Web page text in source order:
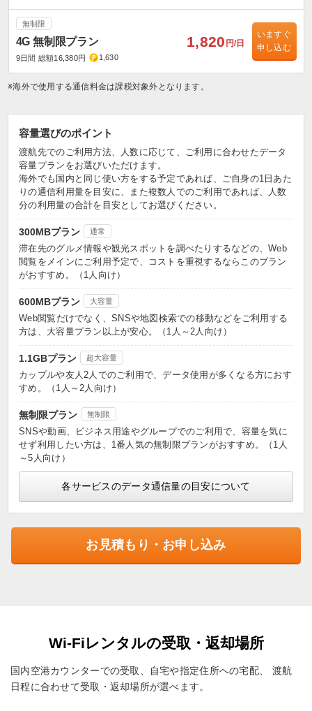
無制限
4G 無制限プラン
9日間 総額16,380円 1,630
1,820 円/日
いますぐ
申し込む
※海外で使用する通信料金は課税対象外となります。
容量選びのポイント
渡航先でのご利用方法、人数に応じて、ご利用に合わせたデータ
容量プランをお選びいただけます。
海外でも国内と同じ使い方をする予定であれば、ご自身の1日あた
りの通信利用量を目安に、また複数人でのご利用であれば、人数
分の利用量の合計を目安としてお選びください。
300MBプラン 通常
滞在先のグルメ情報や観光スポットを調べたりするなどの、Web
閲覧をメインにご利用予定で、コストを重視するならこのプラン
がおすすめ。（1人向け）
600MBプラン 大容量
Web閲覧だけでなく、SNSや地図検索での移動などをご利用する
方は、大容量プラン以上が安心。（1人～2人向け）
1.1GBプラン 超大容量
カップルや友人2人でのご利用で、データ使用が多くなる方におす
すめ。（1人～2人向け）
無制限プラン 無制限
SNSや動画、ビジネス用途やグループでのご利用で、容量を気に
せず利用したい方は、1番人気の無制限プランがおすすめ。（1人
～5人向け）
各サービスのデータ通信量の目安について
お見積もり・お申し込み
Wi-Fiレンタルの受取・返却場所
国内空港カウンターでの受取、自宅や指定住所への宅配、
渡航
日程に合わせて受取・返却場所が選べます。